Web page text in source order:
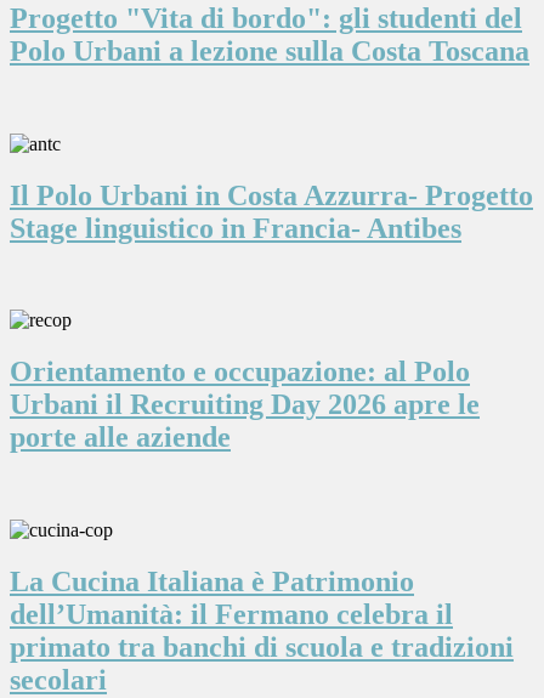
Progetto "Vita di bordo": gli studenti del
Polo Urbani a lezione sulla Costa Toscana
Il Polo Urbani in Costa Azzurra- Progetto
Stage linguistico in Francia- Antibes
Orientamento e occupazione: al Polo
Urbani il Recruiting Day 2026 apre le
porte alle aziende
La Cucina Italiana è Patrimonio
dell’Umanità: il Fermano celebra il
primato tra banchi di scuola e tradizioni
secolari